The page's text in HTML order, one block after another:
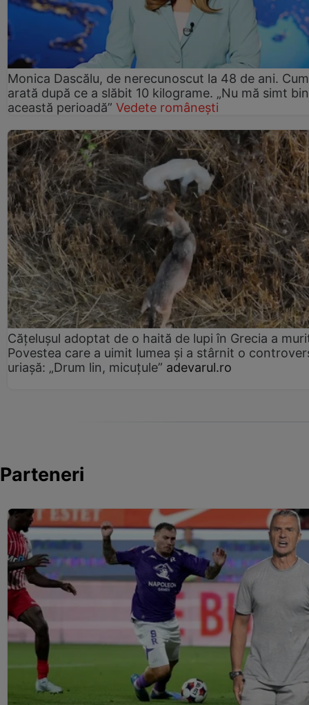
Monica Dascălu, de nerecunoscut la 48 de ani. Cum
arată după ce a slăbit 10 kilograme. „Nu mă simt
această perioadă” Vedete românești
Cățelușul adoptat de o haită de lupi în Grecia a
Povestea care a uimit lumea și a stârnit o
uriașă: „Drum lin, micuțule” adevarul.ro
Parteneri